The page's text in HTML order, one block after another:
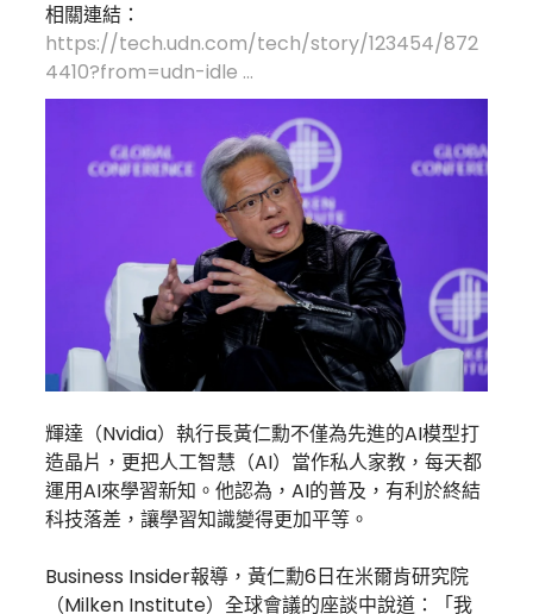
相關連結：
https://tech.udn.com/tech/story/123454/872
4410?from=udn-idle ...
輝達（Nvidia）執行長黃仁勳不僅為先進的AI模型打
造晶片，更把人工智慧（AI）當作私人家教，每天都
運用AI來學習新知。他認為，AI的普及，有利於終結
科技落差，讓學習知識變得更加平等。
Business Insider報導，黃仁勳6日在米爾肯研究院
（Milken Institute）全球會議的座談中說道：「我